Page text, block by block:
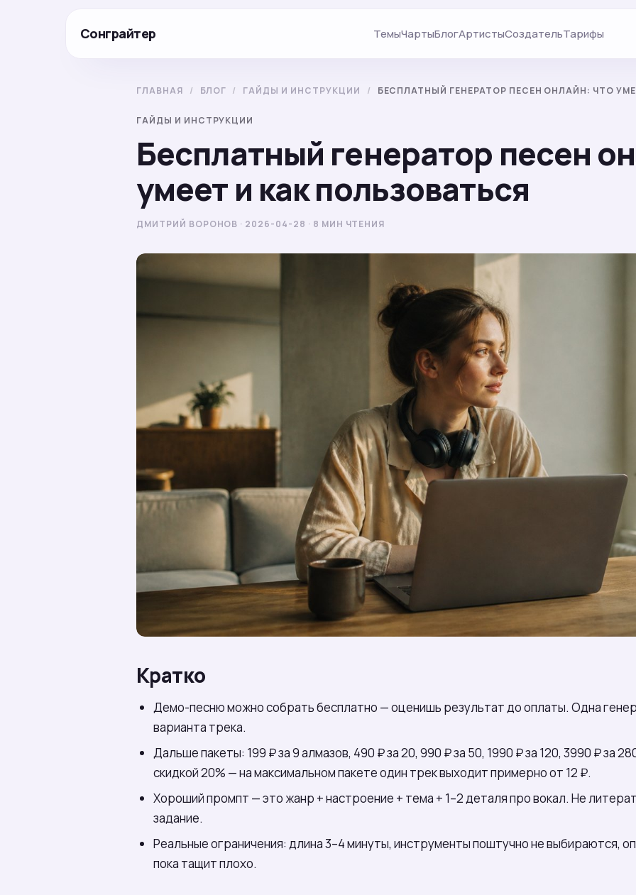
Сонграйтер ТемыЧартыБлогАртистыСоздательТарифы
ГЛАВНАЯ / БЛОГ / ГАЙДЫ И ИНСТРУКЦИИ / БЕСПЛАТНЫЙ ГЕНЕРАТОР ПЕСЕН ОНЛАЙН: ЧТО
ГАЙДЫ И ИНСТРУКЦИИ
Бесплатный генератор песен
умеет и как пользоваться
ДМИТРИЙ ВОРОНОВ · 2026-04-28 · 8 МИН ЧТЕНИЯ
Кратко
Демо-песню можно собрать бесплатно — оценишь результат до оплаты. Одна
варианта трека.
Дальше пакеты: 199 ₽ за 9 алмазов, 490 ₽ за 20, 990 ₽ за 50, 1990 ₽ за 120, 3990 ₽ за
скидкой 20% — на максимальном пакете один трек выходит примерно от 12 ₽.
Хороший промпт — это жанр + настроение + тема + 1–2 деталя про вокал. Не
задание.
Реальные ограничения: длина 3–4 минуты, инструменты поштучно не выбираются,
пока тащит плохо.